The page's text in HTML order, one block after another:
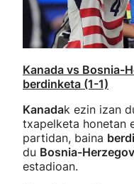
Kanada vs Bosnia-
berdinketa (1-1)
Kanadak ezin izan
txapelketa honetan
partidan, baina
du Bosnia-
estadioan.